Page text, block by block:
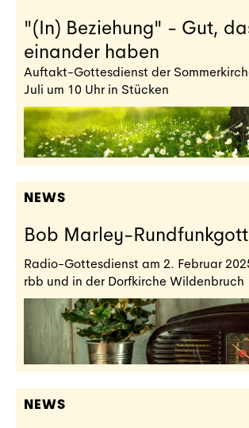
"(In) Beziehung" - Gut,
einander haben
Auftakt-Gottesdienst der
Juli um 10 Uhr in Stücken
NEWS
Bob Marley-
Radio-Gottesdienst am 2. Februar
rbb und in der Dorfkirche Wildenbruch
NEWS